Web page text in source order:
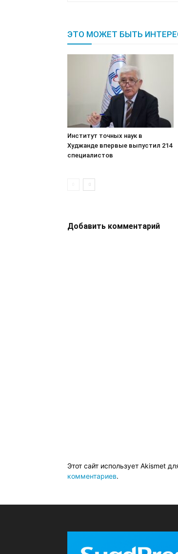
ЭТО МОЖЕТ БЫТЬ
Институт точных наук в
Худжанде впервые выпустил 214
специалистов
Добавить комментарий
Этот сайт использует Akismet
комментариев.